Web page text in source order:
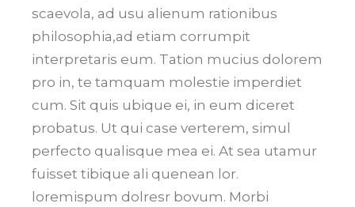
scaevola, ad usu alienum rationibus
philosophia,ad etiam corrumpit
interpretaris eum. Tation mucius dolorem
pro in, te tamquam molestie imperdiet
cum. Sit quis ubique ei, in eum diceret
probatus. Ut qui case verterem, simul
perfecto qualisque mea ei. At sea utamur
fuisset tibique ali quenean lor.
loremispum dolresr bovum. Morbi